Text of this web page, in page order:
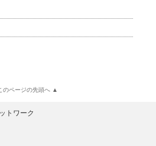
のページの先頭へ ▲
トワーク